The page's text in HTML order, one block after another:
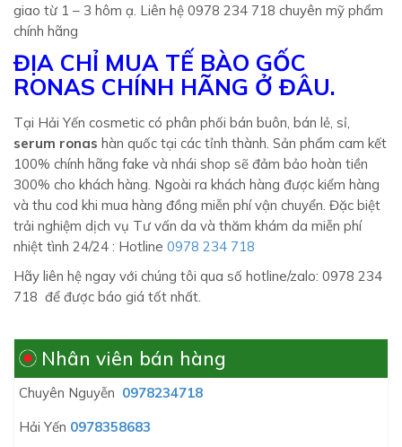
giao từ 1 – 3 hôm ạ. Liên hệ 0978 234 718 chuyên mỹ phẩm
chính hãng
ĐỊA CHỈ MUA TẾ BÀO GỐC
RONAS CHÍNH HÃNG Ở ĐÂU.
Tại Hải Yến cosmetic có phân phối bán buôn, bán lẻ, sỉ,
serum ronas hàn quốc tại các tỉnh thành. Sản phẩm cam kết
100% chính hãng fake và nhái shop sẽ đảm bảo hoàn tiền
300% cho khách hàng. Ngoài ra khách hàng được kiểm hàng
và thu cod khi mua hàng đồng miễn phí vận chuyển. Đặc biệt
trải nghiệm dịch vụ Tư vấn da và thăm khám da miễn phí
nhiệt tình 24/24 : Hotline 0978 234 718
Hãy liên hệ ngay với chúng tôi qua số hotline/zalo: 0978 234
718 để được báo giá tốt nhất.
Nhân viên bán hàng
Chuyên Nguyễn 0978234718
Hải Yến 0978358683